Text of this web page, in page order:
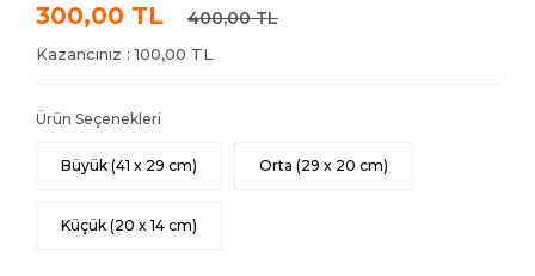
300,00 TL 400,00 TL
Kazancınız : 100,00 TL
Ürün Seçenekleri
Büyük (41 x 29 cm) Orta (29 x 20 cm)
Küçük (20 x 14 cm)